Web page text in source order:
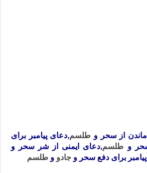
از سحر و طلسم,دعای پیامبر برای
و طلسم,دعای ایمنی از شر سحر و
برای دفع سحر وجادو وطلسم